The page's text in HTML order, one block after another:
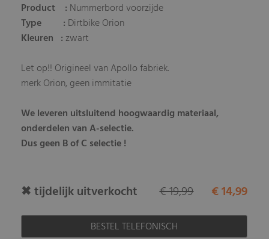
Product : Nummerbord voorzijde
Type : Dirtbike Orion
Kleuren : zwart
Let op!! Origineel van Apollo fabriek.
merk Orion, geen immitatie
We leveren uitsluitend hoogwaardig materiaal,
onderdelen van A-selectie.
Dus geen B of C selectie !
✖ tijdelijk uitverkocht € 14,99
€ 19,99
BESTEL TELEFONISCH